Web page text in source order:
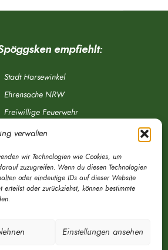
verwalten
wir Technologien wie Cookies, um
zuzugreifen. Wenn du diesen Technologien
oder eindeutige IDs auf dieser Website
oder zurückziehst, können bestimmte
Einstellungen ansehen
empfiehlt:
Stadt Harsewinkel
Ehrensache NRW
Freiwillige Feuerwehr
Aponet.de
Greffen.de
Verkehrsverein Harsewinkel e. V.
DRK Ortsverein Harsewinkel e. V.